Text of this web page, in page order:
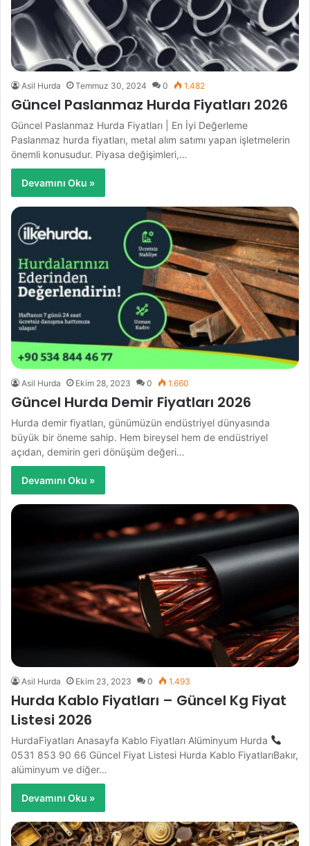
Asil Hurda Temmuz 30, 2024 0 1.482
Güncel Paslanmaz Hurda Fiyatları 2026
Güncel Paslanmaz Hurda Fiyatları | En İyi Değerleme
Paslanmaz hurda fiyatları, metal alım satımı yapan işletmelerin
önemli konusudur. Piyasa değişimleri,…
Devamını Oku »
Asil Hurda Ekim 28, 2023 0 1.660
Güncel Hurda Demir Fiyatları 2026
Hurda demir fiyatları, günümüzün endüstriyel dünyasında
büyük bir öneme sahip. Hem bireysel hem de endüstriyel
açıdan, demirin geri dönüşüm değeri…
Devamını Oku »
Asil Hurda Ekim 23, 2023 0 1.493
Hurda Kablo Fiyatları – Güncel Kg Fiyat
Listesi 2026
HurdaFiyatları Anasayfa Kablo Fiyatları Alüminyum Hurda
0531 853 90 66 Güncel Fiyat Listesi Hurda Kablo FiyatlarıBakır,
alüminyum ve diğer…
Devamını Oku »